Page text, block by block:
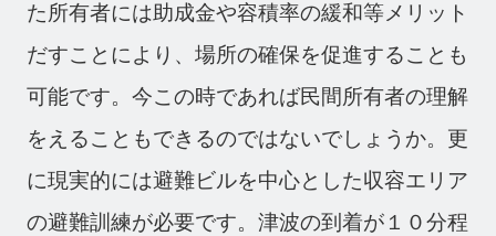
た所有者には助成金や容積率の緩和等メリット
だすことにより、場所の確保を促進することも
可能です。今この時であれば民間所有者の理解
をえることもできるのではないでしょうか。更
に現実的には避難ビルを中心とした収容エリア
の避難訓練が必要です。津波の到着が１０分程